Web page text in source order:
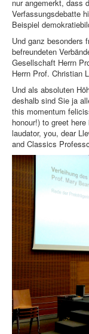
nur angemerkt, dass
Verfassungsdebatte
Beispiel
Und ganz besonders
befreundeten
Gesellschaft Herrn
Herrn Prof. Christian
Und als absoluten
deshalb sind Sie ja
this momentum
honour!) to greet
laudator, you, dear
and Classics